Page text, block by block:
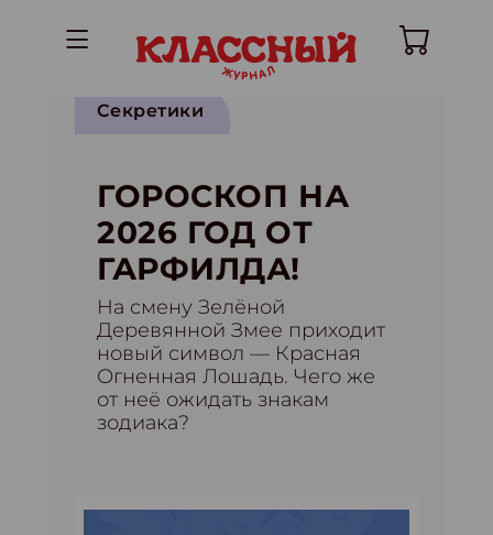
Секретики
ГОРОСКОП НА
2026 ГОД ОТ
ГАРФИЛДА!
На смену Зелёной
Деревянной Змее приходит
новый символ — Красная
Огненная Лошадь. Чего же
от неё ожидать знакам
зодиака?